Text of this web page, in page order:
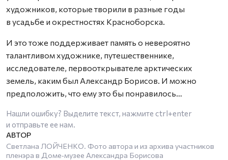
художников, которые творили в разные годы
в усадьбе и окрестностях Красноборска.
И это тоже поддерживает память о невероятно
талантливом художнике, путешественнике,
исследователе, первооткрывателе арктических
земель, каким был Александр Борисов. И можно
предположить, что ему это бы понравилось…
Нашли ошибку? Выделите текст, нажмите ctrl+enter
и отправьте ее нам.
Светлана ЛОЙЧЕНКО. Фото автора и из архива участников
пленэра в Доме‑музее Александра Борисова